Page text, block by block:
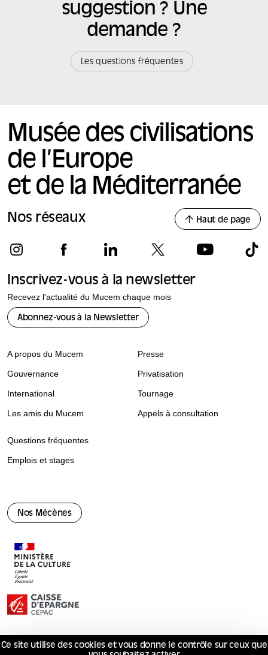
suggestion ? Une
demande ?
Les questions fréquentes
Musée des civilisations
de l’Europe
et de la Méditerranée
Nos réseaux Haut de page
Inscrivez-vous à la newsletter
Recevez l'actualité du Mucem chaque mois
Abonnez-vous à la Newsletter
Nos Mécènes
A propos du Mucem
Gouvernance
International
Les amis du Mucem
Presse
Privatisation
Tournage
Appels à consultation
Questions fréquentes
Emplois et stages
© Mucem 2026
Ce site utilise des cookies et vous donne le contrôle sur ceux que